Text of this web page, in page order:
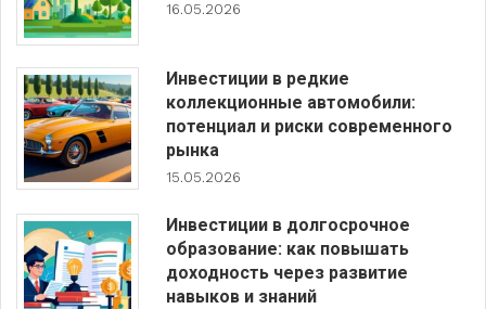
16.05.2026
Инвестиции в редкие
коллекционные автомобили:
потенциал и риски современного
рынка
15.05.2026
Инвестиции в долгосрочное
образование: как повышать
доходность через развитие
навыков и знаний